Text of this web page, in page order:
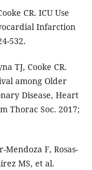
CR. ICU Use
Infarction
532.
TJ, Cooke CR.
among Older
Disease, Heart
Thorac Soc. 2017;
Mendoza F, Rosas-
MS, et al.